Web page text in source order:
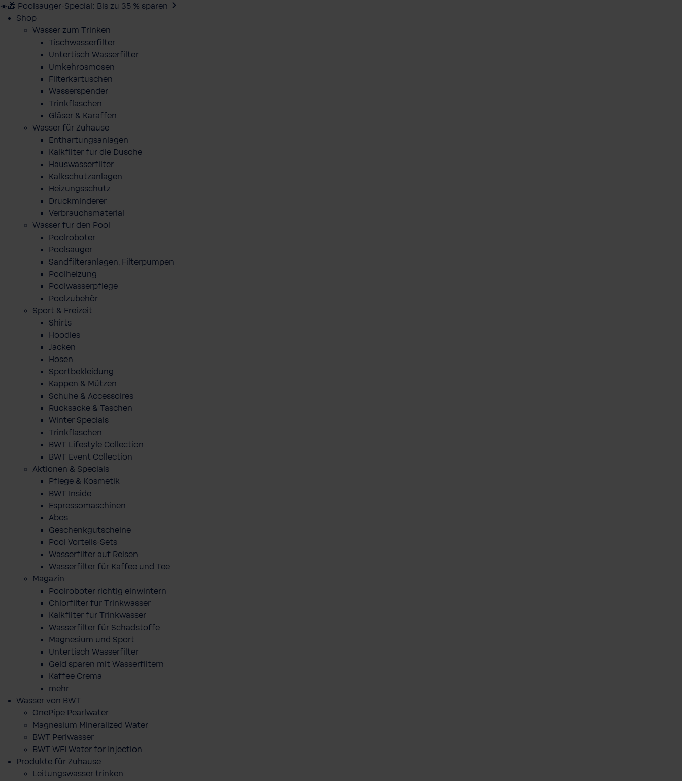
☀️🎁 Poolsauger-Special: Bis zu 35 % sparen
Shop
Wasser zum Trinken
Tischwasserfilter
Untertisch Wasserfilter
Umkehrosmosen
Filterkartuschen
Wasserspender
Trinkflaschen
Gläser & Karaffen
Wasser für Zuhause
Enthärtungsanlagen
Kalkfilter für die Dusche
Hauswasserfilter
Kalkschutzanlagen
Heizungsschutz
Druckminderer
Verbrauchsmaterial
Wasser für den Pool
Poolroboter
Poolsauger
Sandfilteranlagen, Filterpumpen
Poolheizung
Poolwasserpflege
Poolzubehör
Sport & Freizeit
Shirts
Hoodies
Jacken
Hosen
Sportbekleidung
Kappen & Mützen
Schuhe & Accessoires
Rucksäcke & Taschen
Winter Specials
Trinkflaschen
BWT Lifestyle Collection
BWT Event Collection
Aktionen & Specials
Pflege & Kosmetik
BWT Inside
Espressomaschinen
Abos
Geschenkgutscheine
Pool Vorteils-Sets
Wasserfilter auf Reisen
Wasserfilter für Kaffee und Tee
Magazin
Poolroboter richtig einwintern
Chlorfilter für Trinkwasser
Kalkfilter für Trinkwasser
Wasserfilter für Schadstoffe
Magnesium und Sport
Untertisch Wasserfilter
Geld sparen mit Wasserfiltern
Kaffee Crema
mehr
Wasser von BWT
OnePipe Pearlwater
Magnesium Mineralized Water
BWT Perlwasser
BWT WFI Water for Injection
Produkte für Zuhause
Leitungswasser trinken